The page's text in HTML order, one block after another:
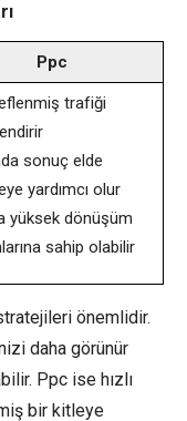
Ppc
trafiği
sonuç elde
yardımcı olur
yüksek dönüşüm
sahip olabilir
önemlidir.
daha görünür
Ppc ise hızlı
bir kitleye